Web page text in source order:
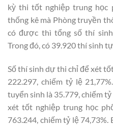
kỳ thi tốt nghiệp trung học
thống kê mà Phòng truyền
có được thì tổng số thí
Trong đó, có 39.920 thí sinh
Số thí sinh dự thi chỉ để xét
222.297, chiếm tỷ lệ
tuyển sinh là 35.779, chiếm
xét tốt nghiệp trung học
763.244, chiếm tỷ lệ